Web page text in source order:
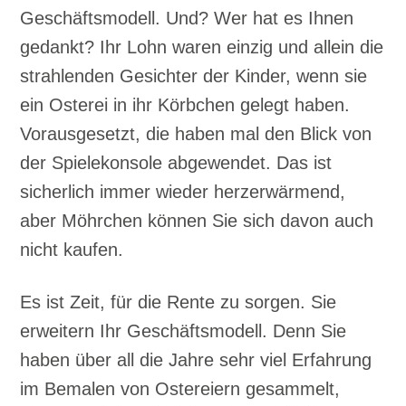
Geschäftsmodell. Und? Wer hat es Ihnen
gedankt? Ihr Lohn waren einzig und allein die
strahlenden Gesichter der Kinder, wenn sie
ein Osterei in ihr Körbchen gelegt haben.
Vorausgesetzt, die haben mal den Blick von
der Spielekonsole abgewendet. Das ist
sicherlich immer wieder herzerwärmend,
aber Möhrchen können Sie sich davon auch
nicht kaufen.
Es ist Zeit, für die Rente zu sorgen. Sie
erweitern Ihr Geschäftsmodell. Denn Sie
haben über all die Jahre sehr viel Erfahrung
im Bemalen von Ostereiern gesammelt,